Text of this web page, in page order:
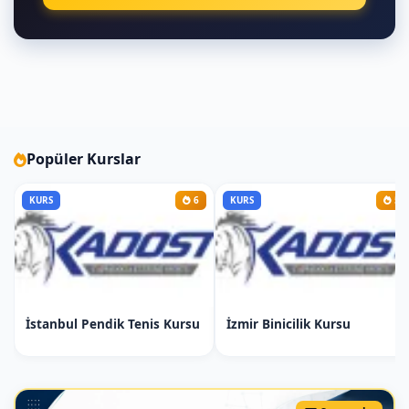
Raketin doğru şekilde tutulması
Forehand Vuruş Teknikleri:
Forehand vuruşun temelleri
Doğru duruş ve ayak pozisyonları
Forehand vuruş pratiği
Ayak Hareketleri:
Kort içinde doğru hareket teknikleri
Backhand Vuruş Teknikleri:
Popüler Kurslar
KURS 6
İstanbul Pendik Tenis Kursu
KURS 5
İzmir Binicilik Kursu